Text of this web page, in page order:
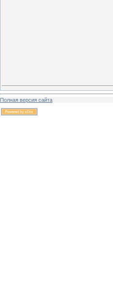
Полная версия сайта